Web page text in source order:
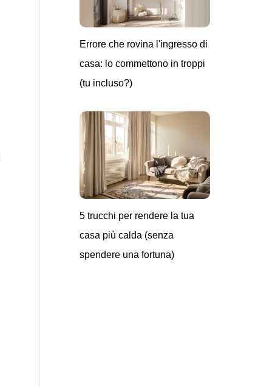
Errore che rovina l'ingresso di
casa: lo commettono in troppi
(tu incluso?)
5 trucchi per rendere la tua
casa più calda (senza
spendere una fortuna)